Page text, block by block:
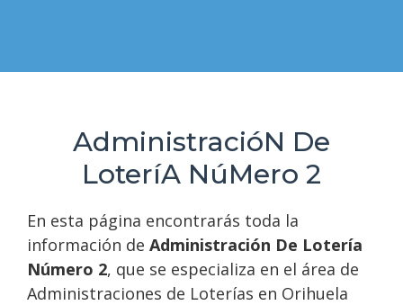
AdministracióN De
LoteríA NúMero 2
En esta página encontrarás toda la
información de Administración De Lotería
Número 2, que se especializa en el área de
Administraciones de Loterías en Orihuela